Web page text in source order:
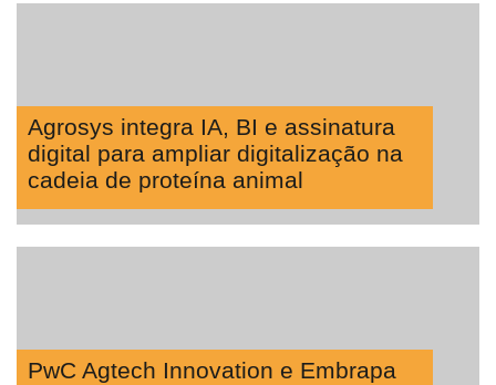
Agrosys integra IA, BI e assinatura
digital para ampliar digitalização na
cadeia de proteína animal
PwC Agtech Innovation e Embrapa